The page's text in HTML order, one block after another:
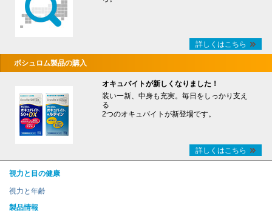
詳しくはこちら
ボシュロム製品の購入
オキュバイトが新しくなりました！
装い一新、中身も充実。毎日をしっかり支え
る
2つのオキュバイトが新登場です。
詳しくはこちら
視力と目の健康
視力と年齢
製品情報